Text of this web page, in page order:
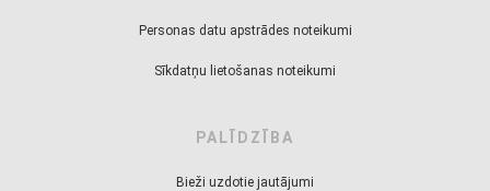
Personas datu apstrādes noteikumi
Sīkdatņu lietošanas noteikumi
PALĪDZĪBA
Bieži uzdotie jautājumi